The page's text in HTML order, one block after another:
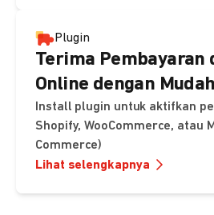
Plugin
Terima Pembayaran
Online dengan Mudah
Install plugin untuk aktifkan
Shopify, WooCommerce, atau
Commerce)
Lihat selengkapnya